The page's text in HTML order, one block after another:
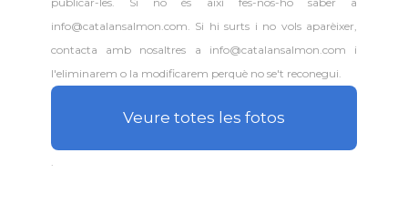
info@catalansalmon.com. Si hi surts i no vols aparèixer,
contacta amb nosaltres a info@catalansalmon.com i
l'eliminarem o la modificarem perquè no se't reconegui.
Veure totes les fotos